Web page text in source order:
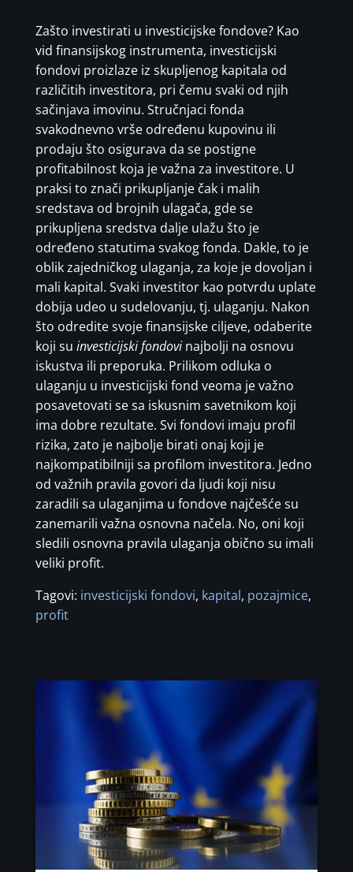
Zašto investirati u investicijske fondove? Kao
vid finansijskog instrumenta, investicijski
fondovi proizlaze iz skupljenog kapitala od
različitih investitora, pri čemu svaki od njih
sačinjava imovinu. Stručnjaci fonda
svakodnevno vrše određenu kupovinu ili
prodaju što osigurava da se postigne
profitabilnost koja je važna za investitore. U
praksi to znači prikupljanje čak i malih
sredstava od brojnih ulagača, gde se
prikupljena sredstva dalje ulažu što je
određeno statutima svakog fonda. Dakle, to je
oblik zajedničkog ulaganja, za koje je dovoljan i
mali kapital. Svaki investitor kao potvrdu uplate
dobija udeo u sudelovanju, tj. ulaganju. Nakon
što odredite svoje finansijske ciljeve, odaberite
koji su investicijski fondovinajbolji na osnovu
iskustva ili preporuka. Prilikom odluka o
ulaganju u investicijski fond veoma je važno
posavetovati se sa iskusnim savetnikom koji
ima dobre rezultate. Svi fondovi imaju profil
rizika, zato je najbolje birati onaj koji je
najkompatibilniji sa profilom investitora. Jedno
od važnih pravila govori da ljudi koji nisu
zaradili sa ulaganjima u fondove najčešće su
zanemarili važna osnovna načela. No, oni koji
sledili osnovna pravila ulaganja obično su imali
veliki profit.
Tagovi: investicijski fondovi, kapital, pozajmice,
profit